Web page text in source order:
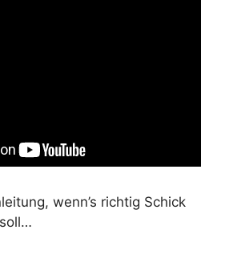
wenn’s richtig Schick